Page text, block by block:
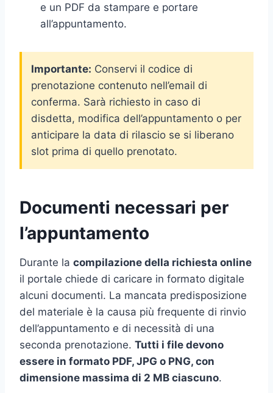
e un PDF da stampare e portare
all’appuntamento.
Importante: Conservi il codice di
prenotazione contenuto nell’email di
conferma. Sarà richiesto in caso di
disdetta, modifica dell’appuntamento o per
anticipare la data di rilascio se si liberano
slot prima di quello prenotato.
Documenti necessari per
l’appuntamento
Durante la compilazione della richiesta online
il portale chiede di caricare in formato digitale
alcuni documenti. La mancata predisposizione
del materiale è la causa più frequente di rinvio
dell’appuntamento e di necessità di una
seconda prenotazione. Tutti i file devono
essere in formato PDF, JPG o PNG, con
dimensione massima di 2 MB ciascuno.